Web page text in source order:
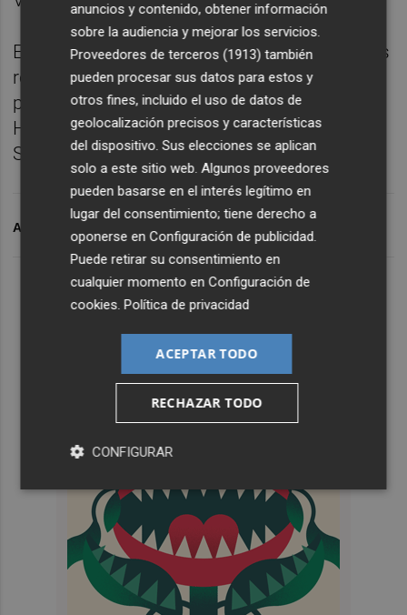
El juez concluía que los hechos investigados
revestían "carácter de delito" y les procesaba
por falsedad documental y delitos contra la
Hacienda Pública y contra la Seguridad
Social.
ARCHIVADO EN
anuncios y contenido, obtener información
sobre la audiencia y mejorar los servicios.
Proveedores de terceros (1913) también
pueden procesar sus datos para estos y
otros fines, incluido el uso de datos de
geolocalización precisos y características
del dispositivo. Sus elecciones se aplican
solo a este sitio web. Algunos proveedores
pueden basarse en el interés legítimo en
lugar del consentimiento; tiene derecho a
oponerse enConfiguración de publicidad
Puede retirar su consentimiento en
cualquier momento enConfiguración de
cookies .Política de privacidad
ACEPTAR TODO
RECHAZAR TODO
CONFIGURAR